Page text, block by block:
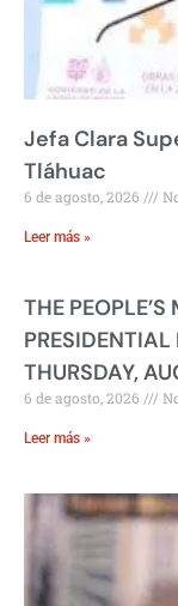
Jefa Clara
Tláhuac
6 de agosto, 2026
Leer más »
THE
THURSDAY,
6 de agosto, 2026
Leer más »